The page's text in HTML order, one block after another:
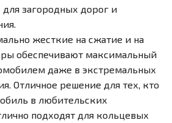
загородных дорог и
жесткие на сжатие и на
обеспечивают максимальный
даже в экстремальных
Отличное решение для тех, кто
в любительских
подходят для кольцевых